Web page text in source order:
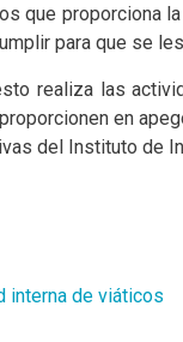
que proporciona
para que se
realiza las
en
del Instituto de
interna de viáticos